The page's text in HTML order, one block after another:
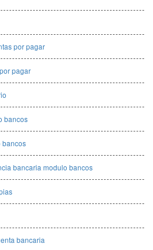
por pagar
pagar
bancos
bancos
bancaria modulo bancos
bancaria